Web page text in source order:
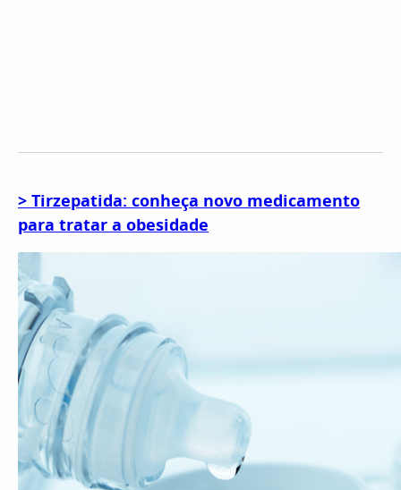
> Tirzepatida: conheça novo medicamento
para tratar a obesidade